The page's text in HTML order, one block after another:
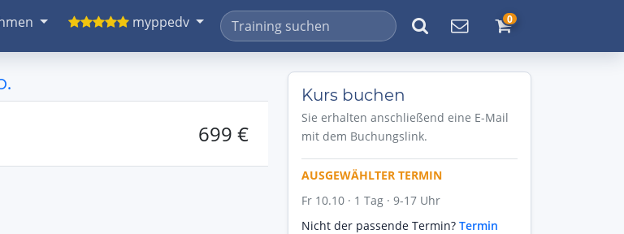
myppedv 0
699 €
Kurs buchen
Sie erhalten anschließend eine E-Mail
mit dem Buchungslink.
AUSGEWÄHLTER TERMIN
Fr 10.10 · 1 Tag · 9-17 Uhr
Nicht der passende Termin? Termin